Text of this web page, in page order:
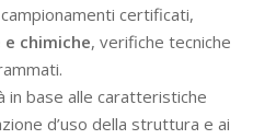
certificati,
chimiche, verifiche tecniche
in base alle caratteristiche
d’uso della struttura e ai